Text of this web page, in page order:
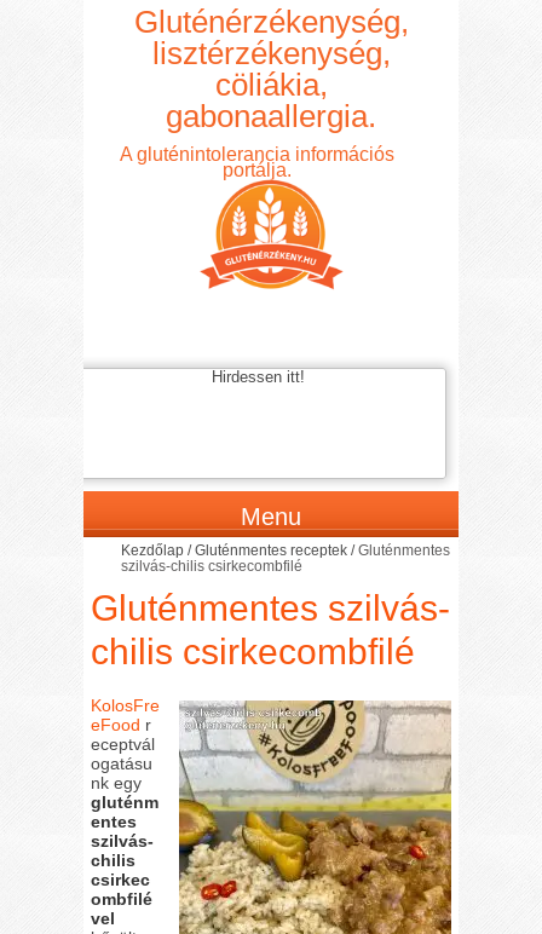
Gluténérzékenység,
lisztérzékenység,
cöliákia,
gabonaallergia.
A gluténintolerancia információs
portálja.
Hirdessen itt!
Menu
Kezdőlap /Gluténmentes receptek /Gluténmentes
szilvás-chilis csirkecombfilé
Gluténmentes szilvás-
chilis csirkecombfilé
KolosFre
eFood r
eceptvál
ogatásu
nk egy
gluténm
entes
szilvás-
chilis
csirkec
ombfilé
vel